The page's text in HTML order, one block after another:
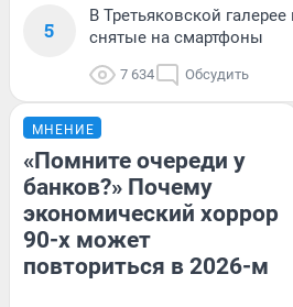
5
В Третьяковской
снятые на смартфоны
7 634 Обсудить
МНЕНИЕ
«Помните очереди у
банков?» Почему
экономический хоррор
90-х может
повториться в 2026-м